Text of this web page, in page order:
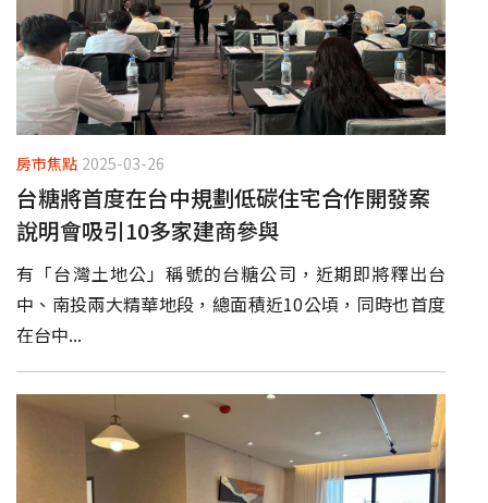
房市焦點 2025-03-26
台糖將首度在台中規劃低碳住宅合作開發案
說明會吸引10多家建商參與
有「台灣土地公」稱號的台糖公司，近期即將釋出台
中、南投兩大精華地段，總面積近10公頃，同時也首度
在台中...